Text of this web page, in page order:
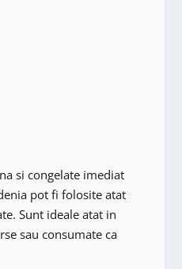
si congelate imediat
pot fi folosite atat
Sunt ideale atat in
sau consumate ca